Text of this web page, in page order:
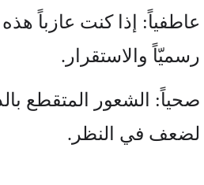
عاطفياً: إذا كنت عازباً
رسميّاً والاستقرار.
صحياً: الشعور المتقطع
لضعف في النظر.